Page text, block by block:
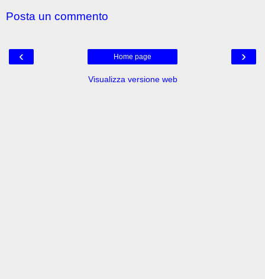
Posta un commento
‹ ›
Home page
Visualizza versione web